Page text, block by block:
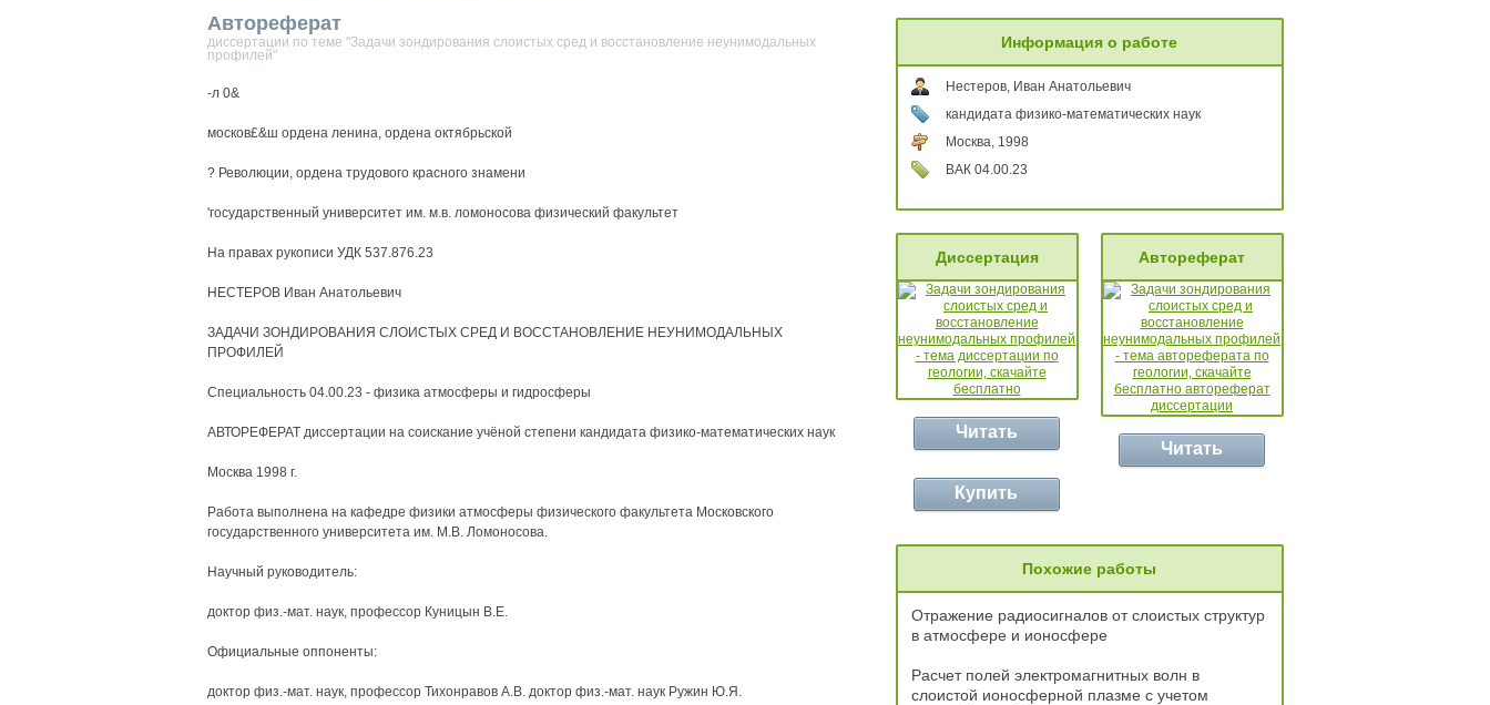
Автореферат
диссертации по теме "Задачи зондирования слоистых сред и восстановление неунимодальных
профилей"
-л 0&
москов£&ш ордена ленина, ордена октябрьской
? Революции, ордена трудового красного знамени
'государственный университет им. м.в. ломоносова физический факультет
На правах рукописи УДК 537.876.23
НЕСТЕРОВ Иван Анатольевич
ЗАДАЧИ ЗОНДИРОВАНИЯ СЛОИСТЫХ СРЕД И ВОССТАНОВЛЕНИЕ НЕУНИМОДАЛЬНЫХ
ПРОФИЛЕЙ
Специальность 04.00.23 - физика атмосферы и гидросферы
АВТОРЕФЕРАТ диссертации на соискание учёной степени кандидата физико-математических наук
Москва 1998 г.
Работа выполнена на кафедре физики атмосферы физического факультета Московского
государственного университета им. М.В. Ломоносова.
Научный руководитель:
доктор физ.-мат. наук, профессор Куницын В.Е.
Официальные оппоненты:
доктор физ.-мат. наук, профессор Тихонравов А.В. доктор физ.-мат. наук Ружин Ю.Я.
Информация о работе
Нестеров, Иван Анатольевич
кандидата физико-математических наук
Москва, 1998
ВАК 04.00.23
Диссертация
Читать
Автореферат
Читать
Купить
Похожие работы
Отражение радиосигналов от слоистых структур
в атмосфере и ионосфере
Расчет полей электромагнитных волн в
слоистой ионосферной плазме с учетом